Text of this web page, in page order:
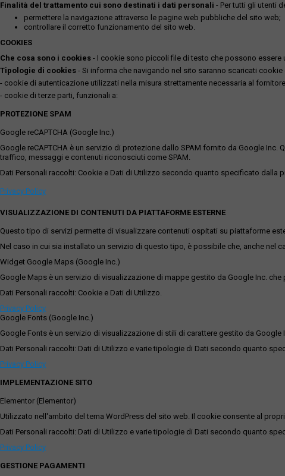
Finalità del trattamento cui sono destinati i dati personali - Per tutti gli utenti
permettere la navigazione attraverso le pagine web pubbliche del sito web;
controllare il corretto funzionamento del sito web.
COOKIES
Che cosa sono i cookies - I cookie sono piccoli file di testo che possono essere
Tipologie di cookies - Si informa che navigando nel sito saranno scaricati
- cookie di autenticazione utilizzati nella misura strettamente necessaria al
- cookie di terze parti, funzionali a:
PROTEZIONE SPAM
Google reCAPTCHA (Google Inc.)
Google reCAPTCHA è un servizio di protezione dallo SPAM fornito da Google
traffico, messaggi e contenuti riconosciuti come SPAM.
Dati Personali raccolti: Cookie e Dati di Utilizzo secondo quanto specificato dalla
Privacy Policy
VISUALIZZAZIONE DI CONTENUTI DA PIATTAFORME ESTERNE
Questo tipo di servizi permette di visualizzare contenuti ospitati su piattaforme
Nel caso in cui sia installato un servizio di questo tipo, è possibile che, anche
Widget Google Maps (Google Inc.)
Google Maps è un servizio di visualizzazione di mappe gestito da Google Inc.
Dati Personali raccolti: Cookie e Dati di Utilizzo.
Privacy Policy
Google Fonts (Google Inc.)
Google Fonts è un servizio di visualizzazione di stili di carattere gestito da
Dati Personali raccolti: Dati di Utilizzo e varie tipologie di Dati secondo quanto
Privacy Policy
IMPLEMENTAZIONE SITO
Elementor (Elementor)
Utilizzato nell'ambito del tema WordPress del sito web. Il cookie consente al
Dati Personali raccolti: Dati di Utilizzo e varie tipologie di Dati secondo quanto
Privacy Policy
GESTIONE PAGAMENTI